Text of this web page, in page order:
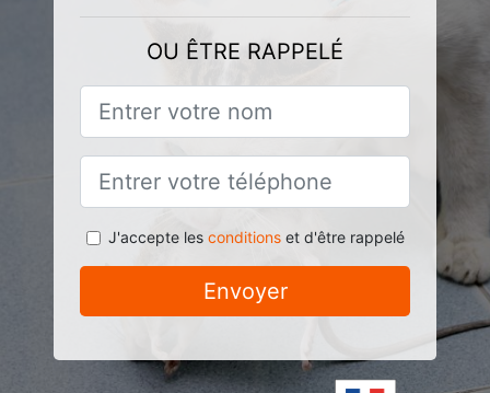
OU ÊTRE RAPPELÉ
J'accepte les conditionset d'être rappelé
Envoyer